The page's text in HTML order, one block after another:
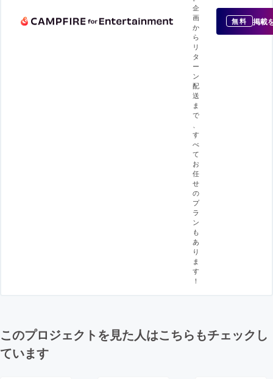
企
画
か
ら
リ
タ
ー
ン
配
送
ま
で
す
べ
て
お
任
せ
の
プ
ラ
ン
も
あ
り
ま
す
！
無料 掲載
このプロジェクトを見た人はこちらもチェックし
ています